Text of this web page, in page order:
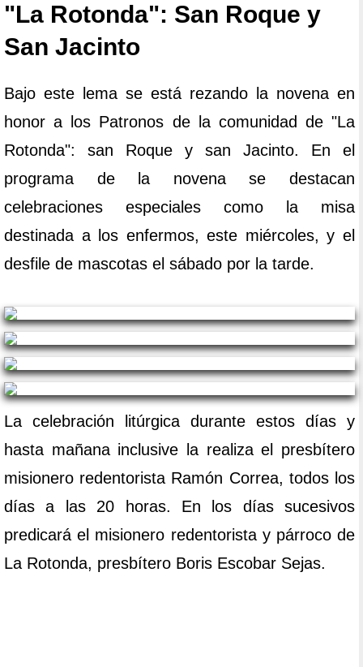
"La Rotonda": San Roque y
San Jacinto
Bajo este lema se está rezando la novena en
honor a los Patronos de la comunidad de "La
Rotonda": san Roque y san Jacinto. En el
programa de la novena se destacan
celebraciones especiales como la misa
destinada a los enfermos, este miércoles, y el
desfile de mascotas el sábado por la tarde.
La celebración litúrgica durante estos días y
hasta mañana inclusive la realiza el presbítero
misionero redentorista Ramón Correa, todos los
días a las 20 horas. En los días sucesivos
predicará el misionero redentorista y párroco de
La Rotonda, presbítero Boris Escobar Sejas.